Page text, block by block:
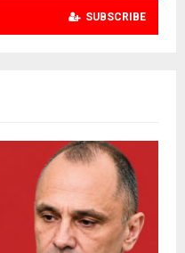
SUBSCRIBE